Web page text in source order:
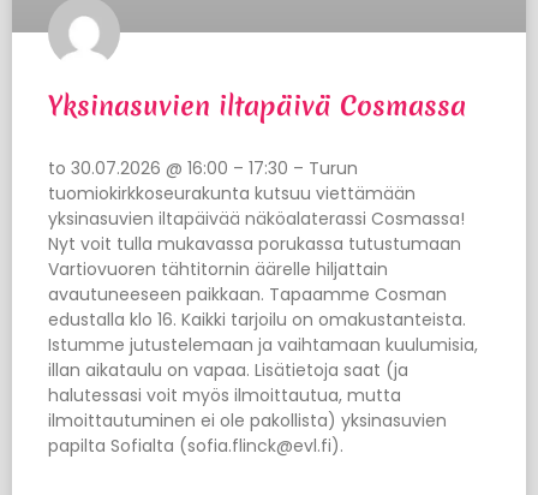
Yksinasuvien iltapäivä Cosmassa
to 30.07.2026 @ 16:00 – 17:30 – Turun
tuomiokirkkoseurakunta kutsuu viettämään
yksinasuvien iltapäivää näköalaterassi Cosmassa!
Nyt voit tulla mukavassa porukassa tutustumaan
Vartiovuoren tähtitornin äärelle hiljattain
avautuneeseen paikkaan. Tapaamme Cosman
edustalla klo 16. Kaikki tarjoilu on omakustanteista.
Istumme jutustelemaan ja vaihtamaan kuulumisia,
illan aikataulu on vapaa. Lisätietoja saat (ja
halutessasi voit myös ilmoittautua, mutta
ilmoittautuminen ei ole pakollista) yksinasuvien
papilta Sofialta (sofia.flinck@evl.fi).